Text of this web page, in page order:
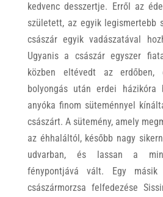
kedvenc desszertje. Erről az
született, az egyik legismertebb
császár egyik vadászatával
Ugyanis a császár egyszer
közben eltévedt az erdőben,
bolyongás után erdei
anyóka finom süteménnyel
császárt. A sütemény, amely
az éhhaláltól, később nagy
udvarban, és lassan a
fénypontjává vált. Egy
császármorzsa felfedezése